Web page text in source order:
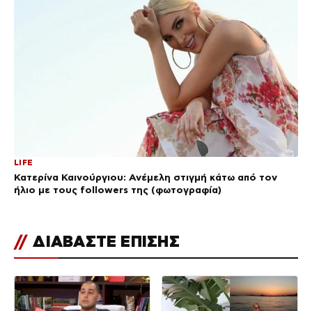
LIFE
Κατερίνα Καινούργιου: Ανέμελη στιγμή κάτω από τον
ήλιο με τους followers της (φωτογραφία)
// ΔΙΑΒΑΣΤΕ ΕΠΙΣΗΣ